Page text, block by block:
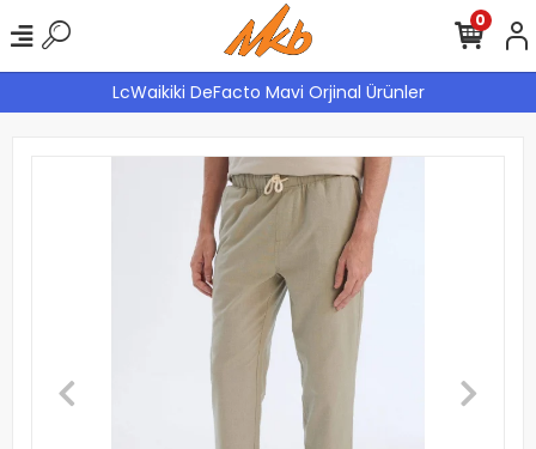
LcWaikiki DeFacto Mavi Orjinal Ürünler
0